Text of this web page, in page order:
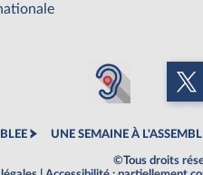
UNE SEMAINE À
©Tous droits